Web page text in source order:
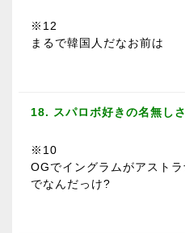
※12
まるで韓国人だなお前は
18. スパロボ好きの名無し
※10
OGでイングラムがアスト
でなんだっけ?